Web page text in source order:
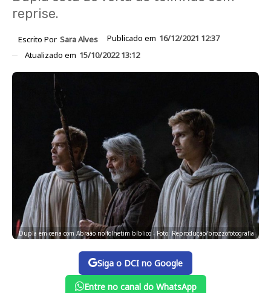
reprise.
Escrito Por Sara Alves Publicado em 16/12/2021 12:37
Atualizado em 15/10/2022 13:12
Dupla em cena com Abraão no folhetim bíblico - Foto: Reprodução/brozzofotografia
Siga o DCI no Google
Entre no canal do WhatsApp